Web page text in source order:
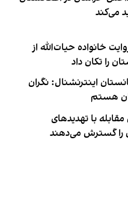
می‌کند
خانواده حیات‌الله از
را تکان داد
اینترنشنال: نگران
هستم
با تهدیدهای
را گسترش می‌دهند